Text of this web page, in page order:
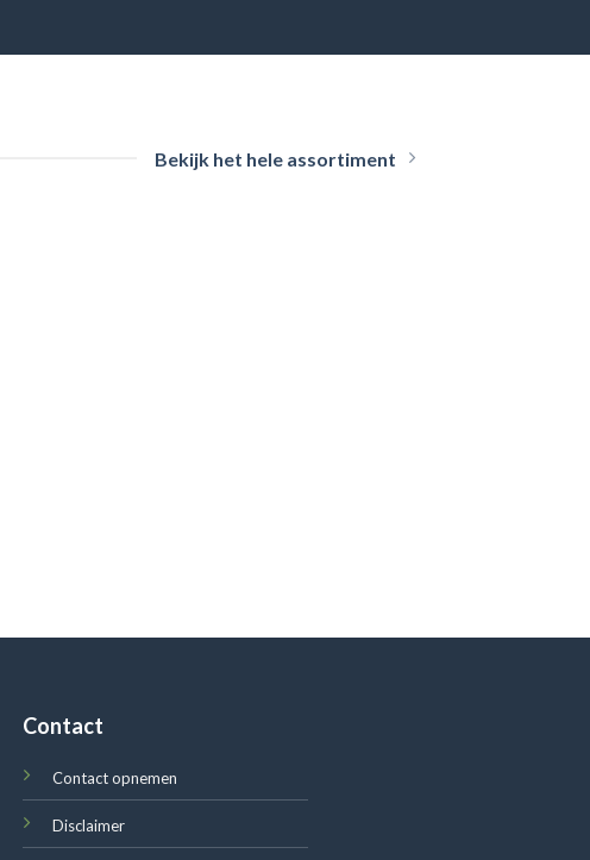
Bekijk het hele assortiment
Contact
Contact opnemen
Disclaimer